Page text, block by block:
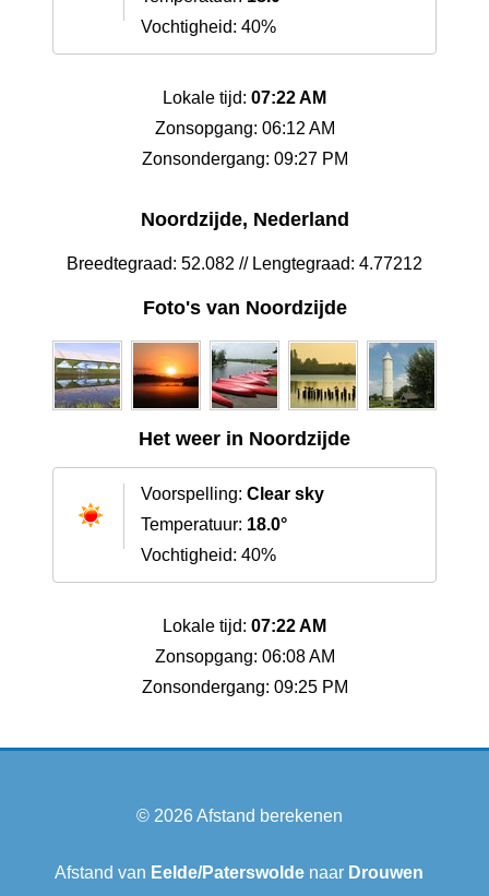
Vochtigheid: 40%
Lokale tijd: 07:22 AM
Zonsopgang: 06:12 AM
Zonsondergang: 09:27 PM
Noordzijde, Nederland
Breedtegraad: 52.082 // Lengtegraad: 4.77212
Foto's van Noordzijde
Het weer in Noordzijde
Voorspelling: Clear sky
Temperatuur: 18.0°
Vochtigheid: 40%
Lokale tijd: 07:22 AM
Zonsopgang: 06:08 AM
Zonsondergang: 09:25 PM
© 2026Afstand berekenen
Afstand van Eelde/Paterswolde naar Drouwen